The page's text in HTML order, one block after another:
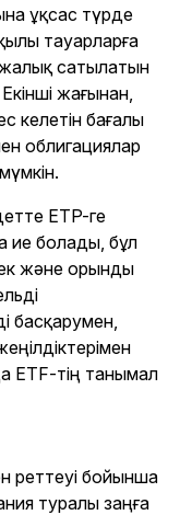
ұқсас түрде
тауарларға
сатылатын
жағынан,
келетін бағалы
облигациялар
ETP-ге
ие болады, бұл
және орынды
басқарумен,
ETF-тің танымал
реттеуі бойынша
туралы заңға